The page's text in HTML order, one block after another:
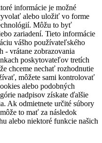
informácie je možné
alebo uložiť vo forme
Môžu to byť
zariadení. Tieto informácie
vášho používateľského
- vrátane zobrazovania
poskytovateľov tretích
chceme nechať rozhodnutie
môžete sami kontrolovať
alebo podobných
nadpisov získate ďalšie
Ak odmietnete určité súbory
to mať za následok
alebo niektoré funkcie našich